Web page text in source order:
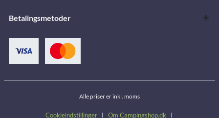
Betalingsmetoder
Alle priser er inkl. moms
Cookieindstillinger Om Campingshop.dk